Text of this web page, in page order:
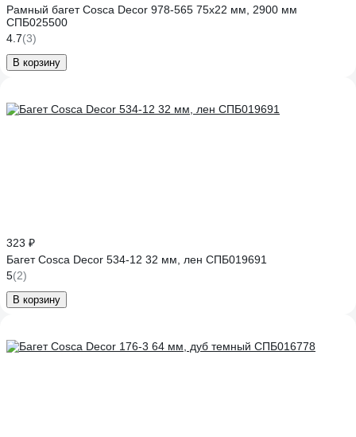
Рамный багет Cosca Decor 978-565 75x22 мм, 2900 мм
СПБ025500
4.7(3)
В корзину
323 ₽
Багет Cosca Decor 534-12 32 мм, лен СПБ019691
5(2)
В корзину